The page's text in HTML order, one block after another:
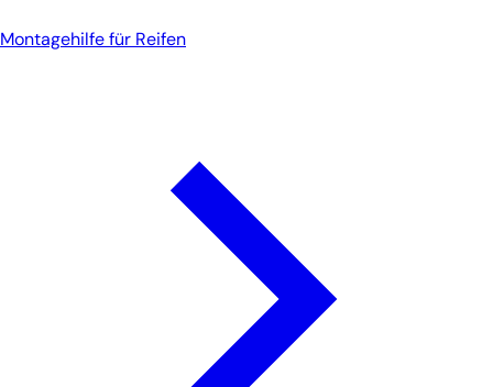
Montagehilfe für Reifen